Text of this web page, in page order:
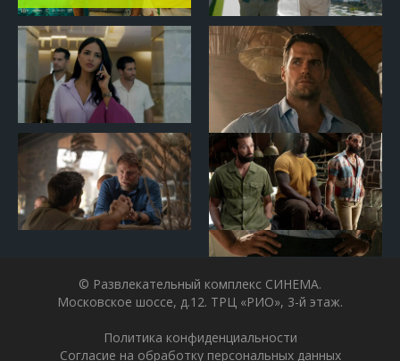
© Развлекательный комплекс СИНЕМА.
Московское шоссе, д.12. ТРЦ «РИО», 3-й этаж.
Политика конфиденциальности
Согласие на обработку персональных данных